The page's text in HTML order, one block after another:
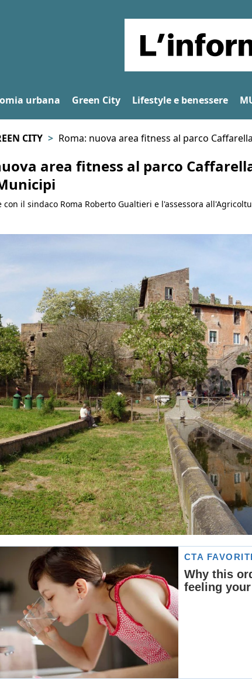
urbana Green City Lifestyle e benessere
CITY Roma: nuova area fitness al parco
area fitness al parco
il sindaco Roma Roberto Gualtieri e l'assessora